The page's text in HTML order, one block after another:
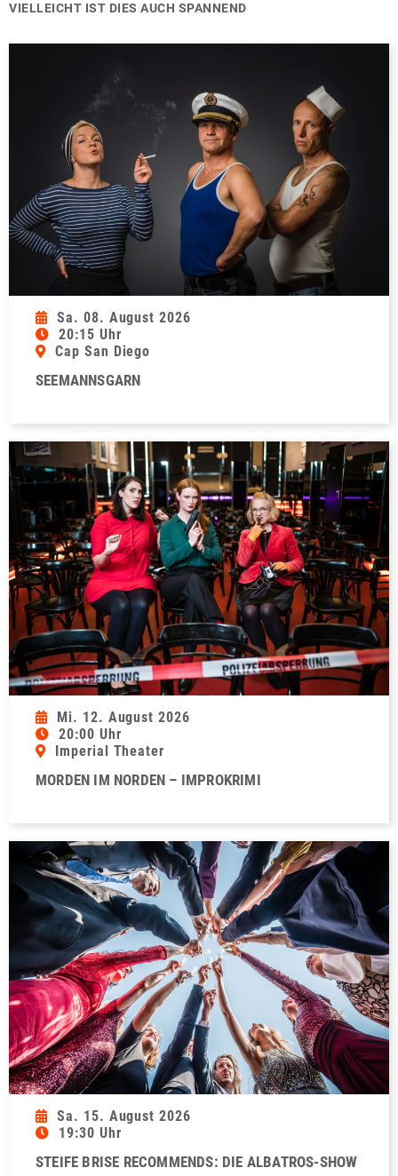
VIELLEICHT IST DIES AUCH SPANNEND
Sa. 08. August 2026
20:15 Uhr
Cap San Diego
SEEMANNSGARN
Mi. 12. August 2026
20:00 Uhr
Imperial Theater
MORDEN IM NORDEN – IMPROKRIMI
Sa. 15. August 2026
19:30 Uhr
STEIFE BRISE RECOMMENDS: DIE ALBATROS-SHOW